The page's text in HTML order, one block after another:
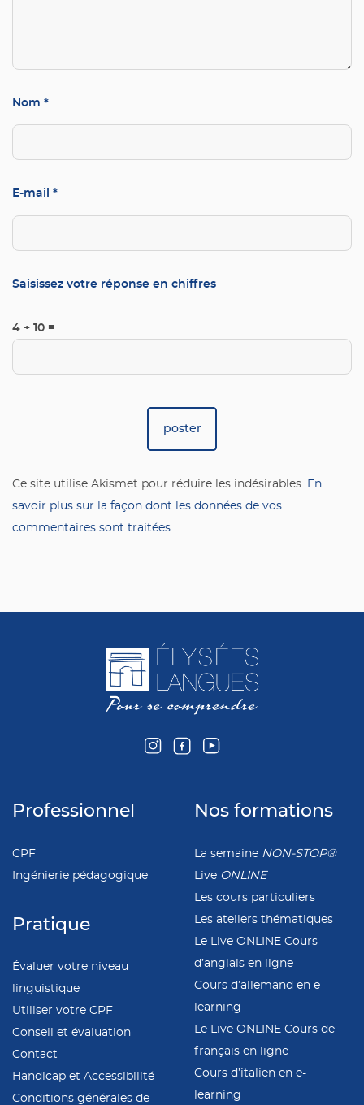
Nom *
E-mail *
Saisissez votre réponse en chiffres
4 + 10 =
Ce site utilise Akismet pour réduire les indésirables. En
savoir plus sur la façon dont les données de vos
commentaires sont traitées
Professionnel
CPF
Ingénierie pédagogique
Pratique
Évaluer votre niveau
linguistique
Utiliser votre CPF
Conseil et évaluation
Contact
Handicap et Accessibilité
Conditions générales de
Nos formations
La semaine NON-STOP®
Live ONLINE
Les cours particuliers
Les ateliers thématiques
Le Live ONLINE Cours
d’anglais en ligne
Cours d’allemand en e-
learning
Le Live ONLINE Cours de
français en ligne
Cours d’italien en e-
learning